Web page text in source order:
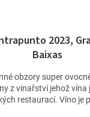
2023,
Baixas
obzory super
z vinařství jehož vína
restaurací. Víno je